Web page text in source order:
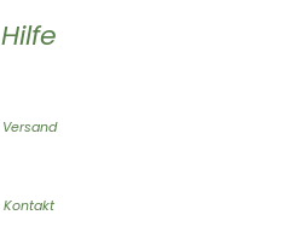
Hilfe
Versand
Kontakt